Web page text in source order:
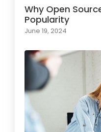
Why Open
Popularity
June 19, 2024